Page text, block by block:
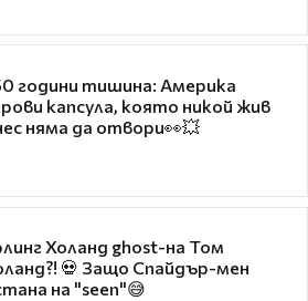
години тишина: Америка
капсула, която никой жив
няма да отвори👀💥
Холанд ghost-на Том
💀 Защо Спайдър-мен
на "seen"😅